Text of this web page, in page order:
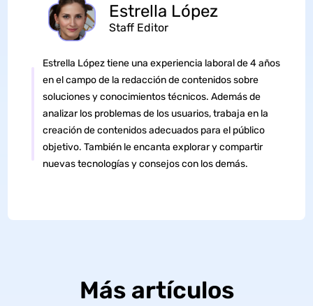
Estrella López
Staff Editor
Estrella López tiene una experiencia laboral de 4 años
en el campo de la redacción de contenidos sobre
soluciones y conocimientos técnicos. Además de
analizar los problemas de los usuarios, trabaja en la
creación de contenidos adecuados para el público
objetivo. También le encanta explorar y compartir
nuevas tecnologías y consejos con los demás.
Más artículos